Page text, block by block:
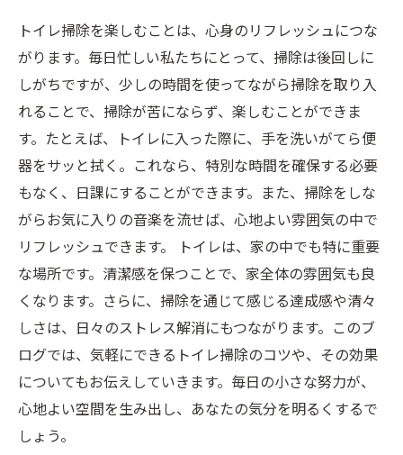
トイレ掃除を楽しむことは、心身のリフレッシュにつな
がります。毎日忙しい私たちにとって、掃除は後回しに
しがちですが、少しの時間を使ってながら掃除を取り入
れることで、掃除が苦にならず、楽しむことができま
す。たとえば、トイレに入った際に、手を洗いがてら便
器をサッと拭く。これなら、特別な時間を確保する必要
もなく、日課にすることができます。また、掃除をしな
がらお気に入りの音楽を流せば、心地よい雰囲気の中で
リフレッシュできます。 トイレは、家の中でも特に重要
な場所です。清潔感を保つことで、家全体の雰囲気も良
くなります。さらに、掃除を通じて感じる達成感や清々
しさは、日々のストレス解消にもつながります。このブ
ログでは、気軽にできるトイレ掃除のコツや、その効果
についてもお伝えしていきます。毎日の小さな努力が、
心地よい空間を生み出し、あなたの気分を明るくするで
しょう。